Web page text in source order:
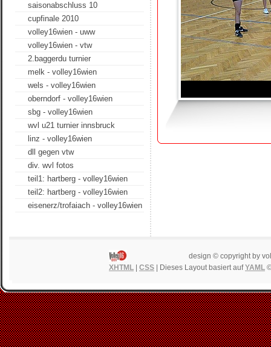
saisonabschluss 10
cupfinale 2010
volley16wien - uww
volley16wien - vtw
2.baggerdu turnier
melk - volley16wien
wels - volley16wien
oberndorf - volley16wien
sbg - volley16wien
wvl u21 turnier innsbruck
linz - volley16wien
dll gegen vtw
div. wvl fotos
teil1: hartberg - volley16wien
teil2: hartberg - volley16wien
eisenerz/trofaiach - volley16wien
design © copyright by
XHTML
CSS | Dieses Layout basiert aufYAML